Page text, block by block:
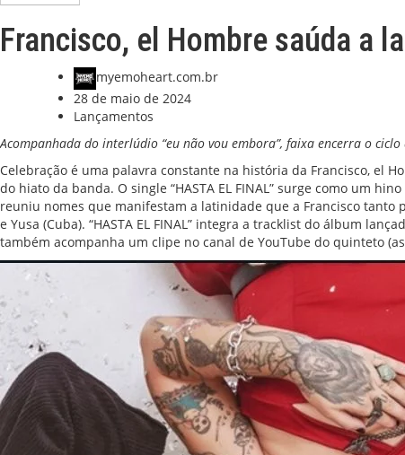
Francisco, el Hombre saúda a
myemoheart.com.br
28 de maio de 2024
Lançamentos
Acompanhada do interlúdio “eu não vou embora”, faixa encerra o ciclo
Celebração é uma palavra constante na história da Francisco, el
do hiato da banda. O single “HASTA EL FINAL” surge como um
reuniu nomes que manifestam a latinidade que a Francisco tanto
e Yusa (Cuba). “HASTA EL FINAL” integra a tracklist do álbum
também acompanha um clipe no canal de YouTube do quinteto (